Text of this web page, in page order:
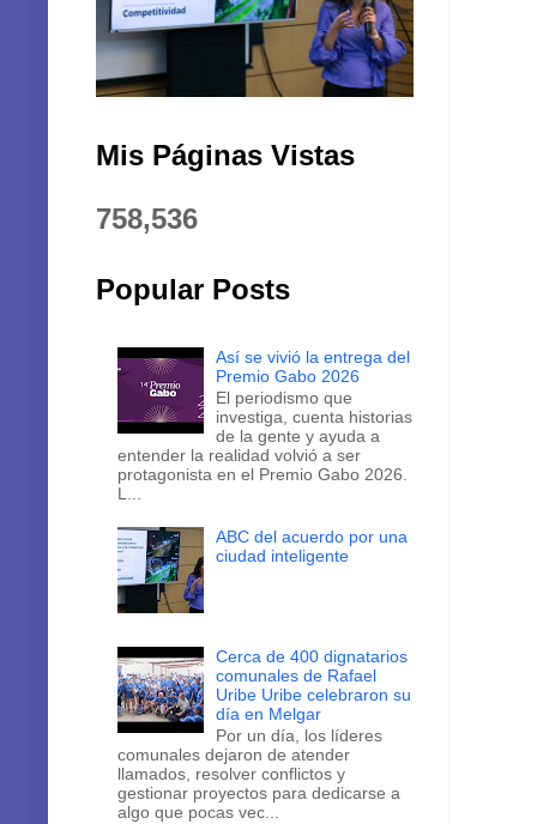
Mis Páginas Vistas
758,536
Popular Posts
Así se vivió la entrega del
Premio Gabo 2026
El periodismo que
investiga, cuenta historias
de la gente y ayuda a
entender la realidad volvió a ser
protagonista en el Premio Gabo 2026.
L...
ABC del acuerdo por una
ciudad inteligente
Cerca de 400 dignatarios
comunales de Rafael
Uribe Uribe celebraron su
día en Melgar
Por un día, los líderes
comunales dejaron de atender
llamados, resolver conflictos y
gestionar proyectos para dedicarse a
algo que pocas vec...